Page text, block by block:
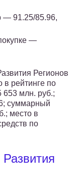
— 91.25/85.96,
—
Регионов
в рейтинге по
млн. руб.;
суммарный
место в
по